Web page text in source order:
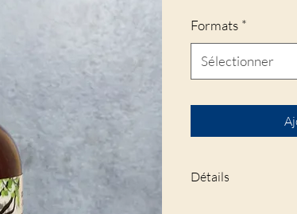
Formats *
Sélectionner
Détails